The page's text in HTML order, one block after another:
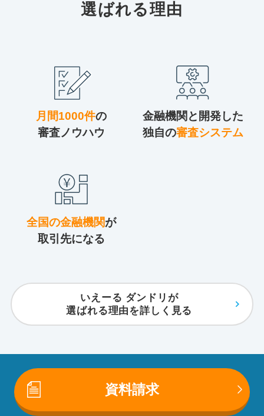
選ばれる理由
月間1000件の
審査ノウハウ
金融機関と開発した
独自の審査システム
全国の金融機関が
取引先になる
いえーる ダンドリが
選ばれる理由を詳しく見る
資料請求